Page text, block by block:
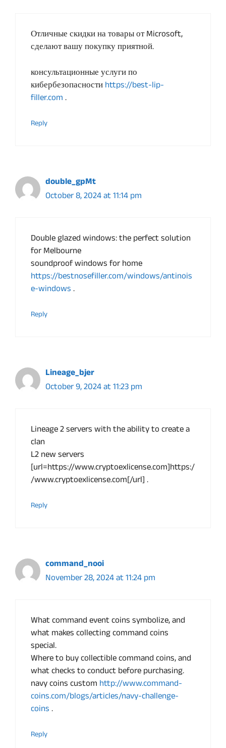
Отличные скидки на товары от Microsoft,
сделают вашу покупку приятной.
консультационные услуги по
кибербезопасностиhttps://best-lip-
filler.com.
Reply
double_gpMt
October 8, 2024 at 11:14 pm
Double glazed windows: the perfect solution
for Melbourne
soundproof windows for home
https://bestnosefiller.com/windows/antinois
e-windows.
Reply
Lineage_bjer
October 9, 2024 at 11:23 pm
Lineage 2 servers with the ability to create a
clan
L2 new servers
[url=https://www.cryptoexlicense.com]https:/
/www.cryptoexlicense.com[/url] .
Reply
command_nooi
November 28, 2024 at 11:24 pm
What command event coins symbolize, and
what makes collecting command coins
special.
Where to buy collectible command coins, and
what checks to conduct before purchasing.
navy coins custom http://www.command-
coins.com/blogs/articles/navy-challenge-
coins.
Reply